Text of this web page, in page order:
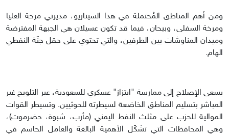
ومن أهم المناطق المُحتملة في هذا السيناريو، مديرتي مرخة العليا
ومرخة السفلى، وبيحان، فيما قد تكون عسيلان هي الجبهة المفترضة
وميدان المناوشات بين الطرفين، والتي تحتوي على حقل جنّة النفطي
الهام.
يسعى الإصلاح إلى ممارسة "ابتزاز" عسكري للسعودية، عبر التلويح غير
المباشر بتسليم المناطق الخاضعة لسيطرته للحوثيين. وتسيطر القوات
الموالية للحزب على مثلث النفط اليمني (مأرب، شبوة، حضرموت)،
وهي المحافظات التي تشكّل الأهمية البالغة والعامل الحاسم في